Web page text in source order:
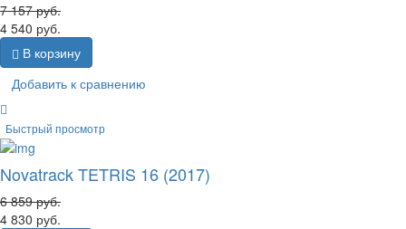
7 157руб.
4 540 руб.
В корзину
Добавить к сравнению
Быстрый просмотр
Novatrack TETRIS 16 (2017)
6 859руб.
4 830 руб.